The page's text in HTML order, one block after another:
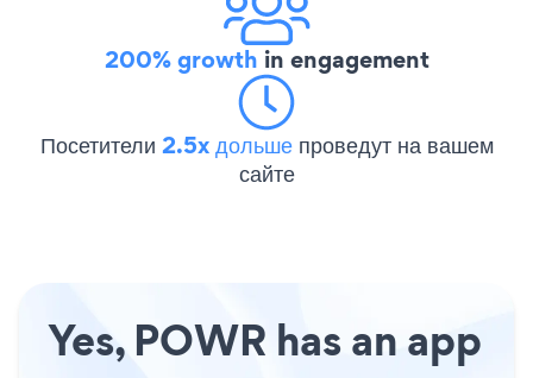
200% growth in engagement
Посетители 2.5x дольше проведут на вашем
сайте
Yes, POWR has an app